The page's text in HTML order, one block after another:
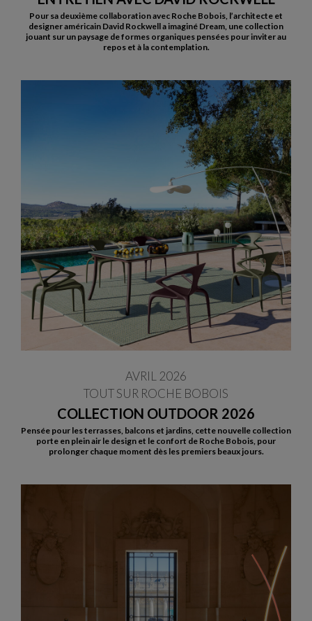
Pour sa deuxième collaboration avec Roche Bobois, l’architecte et
designer américain David Rockwell a imaginé Dream, une collection
jouant sur un paysage de formes organiques pensées pour inviter au
repos et à la contemplation.
COLLECTION OUTDOOR 2026
AVRIL 2026
TOUT SUR ROCHE BOBOIS
Pensée pour les terrasses, balcons et jardins, cette nouvelle collection
porte en plein air le design et le confort de Roche Bobois, pour
prolonger chaque moment dès les premiers beaux jours.